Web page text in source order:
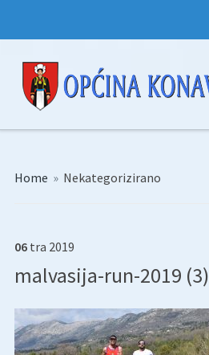
Home » Nekategorizirano
06 tra 2019
malvasija-run-2019 (3)